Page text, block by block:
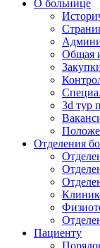
О больнице
Общая
3d тур
Отделения
Пациенту